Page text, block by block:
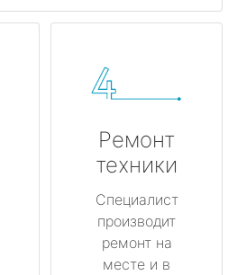
Ремонт
техники
Специалист
производит
ремонт на
месте и в